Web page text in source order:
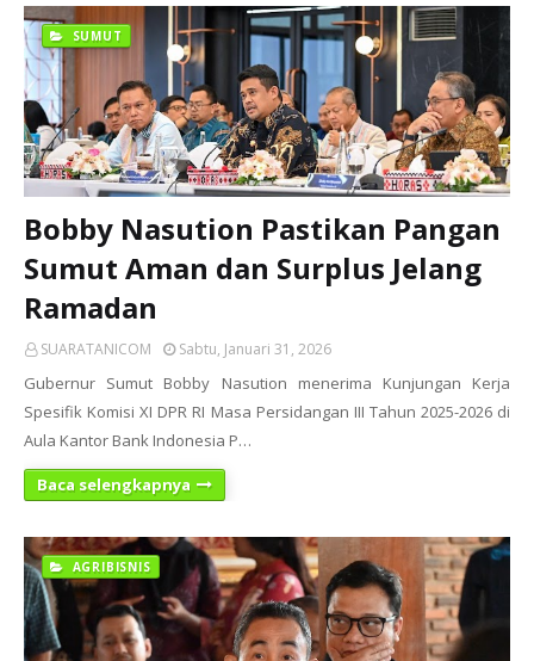
SUMUT
Bobby Nasution Pastikan Pangan
Sumut Aman dan Surplus Jelang
Ramadan
SUARATANICOM Sabtu, Januari 31, 2026
Gubernur Sumut Bobby Nasution menerima Kunjungan Kerja
Spesifik Komisi XI DPR RI Masa Persidangan III Tahun 2025-2026 di
Aula Kantor Bank Indonesia P…
Baca selengkapnya
AGRIBISNIS